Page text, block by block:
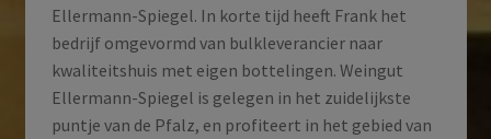
Ellermann-Spiegel. In korte tijd heeft Frank het
bedrijf omgevormd van bulkleverancier naar
kwaliteitshuis met eigen bottelingen. Weingut
Ellermann-Spiegel is gelegen in het zuidelijkste
puntje van de Pfalz, en profiteert in het gebied van